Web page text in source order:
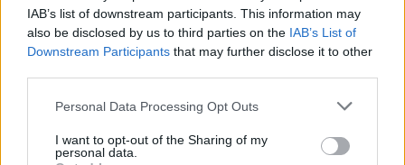
IAB’s list of downstream participants. This information may
also be disclosed by us to third parties on the IAB’s List of
Downstream Participants that may further disclose it to other
Personal Data Processing Opt Outs
I want to opt-out of the Sharing of my
personal data.
Πέμπτη - Παρασκευή: 14.00 – 22.00
Σάββατο - Κυριακή: 10.00 - 22.00
και τα έργα με τα οποία συμμετέχουν είναι:
ΚΑΛΛΙΤΕΧΝΕΣ ΕΡΓΟ